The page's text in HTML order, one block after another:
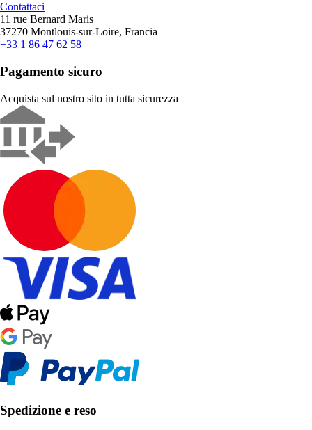
Contattaci
11 rue Bernard Maris
37270 Montlouis-sur-Loire, Francia
+33 1 86 47 62 58
Pagamento sicuro
Acquista sul nostro sito in tutta sicurezza
Spedizione e reso